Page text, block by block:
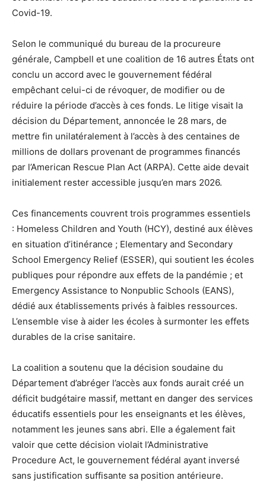
Covid-19.
Selon le communiqué du bureau de la procureure
générale, Campbell et une coalition de 16 autres États ont
conclu un accord avec le gouvernement fédéral
empêchant celui-ci de révoquer, de modifier ou de
réduire la période d’accès à ces fonds. Le litige visait la
décision du Département, annoncée le 28 mars, de
mettre fin unilatéralement à l’accès à des centaines de
millions de dollars provenant de programmes financés
par l’American Rescue Plan Act (ARPA). Cette aide devait
initialement rester accessible jusqu’en mars 2026.
Ces financements couvrent trois programmes essentiels
: Homeless Children and Youth (HCY), destiné aux élèves
en situation d’itinérance ; Elementary and Secondary
School Emergency Relief (ESSER), qui soutient les écoles
publiques pour répondre aux effets de la pandémie ; et
Emergency Assistance to Nonpublic Schools (EANS),
dédié aux établissements privés à faibles ressources.
L’ensemble vise à aider les écoles à surmonter les effets
durables de la crise sanitaire.
La coalition a soutenu que la décision soudaine du
Département d’abréger l’accès aux fonds aurait créé un
déficit budgétaire massif, mettant en danger des services
éducatifs essentiels pour les enseignants et les élèves,
notamment les jeunes sans abri. Elle a également fait
valoir que cette décision violait l’Administrative
Procedure Act, le gouvernement fédéral ayant inversé
sans justification suffisante sa position antérieure.